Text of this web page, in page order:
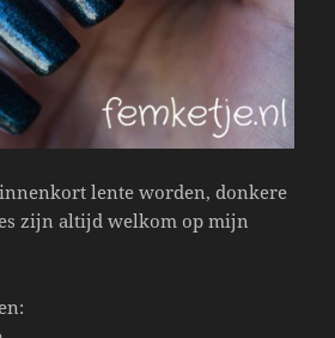
lente worden, donkere
zijn altijd welkom op mijn